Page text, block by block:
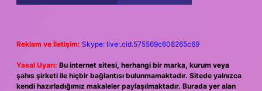
Reklam ve İletişim: Skype: live:.cid.575569c608265c69
Yasal Uyarı: Bu internet sitesi, herhangi bir marka, kurum veya
şahıs şirketi ile hiçbir bağlantısı bulunmamaktadır. Sitede yalnızca
kendi hazırladığımız makaleler paylaşılmaktadır. Burada yer alan